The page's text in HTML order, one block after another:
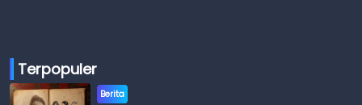
Terpopuler
Berita